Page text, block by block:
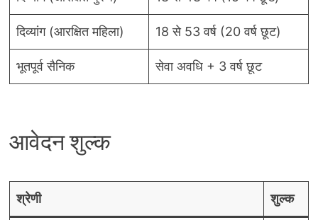
दिव्यांग (आरक्षित महिला) 18 से 53 वर्ष (20 वर्ष छूट)
भूतपूर्व सैनिक सेवा अवधि + 3 वर्ष छूट
आवेदन शुल्क
श्रेणी शुल्क